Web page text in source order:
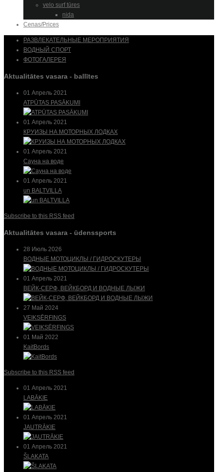
velo surf tūres
nida
Cenas/Prices
РАЗВЛЕКАТЕЛЬНЫЕ МЕРОПРИЯТИЯ
ВОДНЫЙ СПОРТ
ФОТОГАЛЕРЕЯ
Aktualitātes vasara - ballītes
01 Апрель 2021
ATPŪTAS PASĀKUMI
01 Апрель 2021
КРУИЗЫ НА МОТОРНЫХ ЛОДКАХ
01 Апрель 2021
Сауна на воде
01 Апрель 2021
un BALTVILLA
Subscribe to this RSS feed
Aktualitātes vasara - ūdenssports
28 Июль 2026
ВОДНЫЕ МОТОЦИКЛЫ / ГИДРОСКУТЕРЫ
01 Апрель 2021
ВЕЙК-СЕРФ, ВЕЙКБОРД И ВОДНЫЕ ЛЫЖИ
27 Май 2024
VEIKSĒRFINGS
01 Май 2022
KaitBords
Subscribe to this RSS feed
01 Апрель 2021
LABĀKIE
01 Апрель 2021
JAUTRĀKIE
01 Апрель 2021
ŠĻAKATA